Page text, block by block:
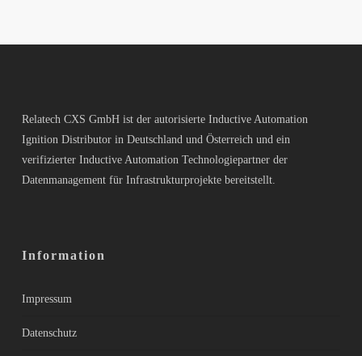
Relatech CXS GmbH ist der autorisierte Inductive Automation
Ignition Distributor in Deutschland und Österreich und ein
verifizierter Inductive Automation Technologiepartner der
Datenmanagement für Infrastrukturprojekte bereitstellt.
Information
Impressum
Datenschutz